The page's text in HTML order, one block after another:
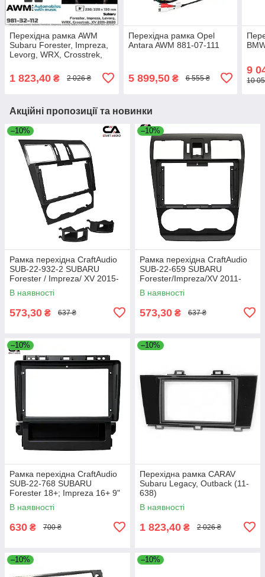
Перехідна рамка AWM
Subaru Forester, Impreza,
Levorg, WRX, Crosstrek,
1 823,40 ₴ 2 026 ₴
Перехідна рамка Opel
Antara AWM 881-07-111
5 899,50₴ 6 555 ₴
9
10
Акційні пропозиції та новинки
–10%
Рамка перехідна CraftAudio
SUB-22-932-2 SUBARU
Forester / Impreza/ XV 2015-
2017 (2 аварійні заходи)
В наявності
573,30 ₴ 637 ₴
–10%
Рамка перехідна CraftAudio
SUB-22-659 SUBARU
Forester/Impreza/XV 2011-
2016 9"
В наявності
573,30 ₴ 637 ₴
–10%
Рамка перехідна CraftAudio
SUB-22-768 SUBARU
Forester 18+; Impreza 16+ 9"
В наявності
630 ₴ 700 ₴
–10%
Перехідна рамка CARAV
Subaru Legacy, Outback (11-
638)
В наявності
1 823,40 ₴ 2 026 ₴
–10% –10%